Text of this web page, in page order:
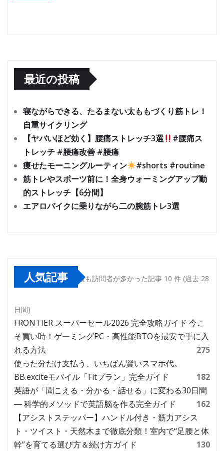
最近の投稿
寝ながらできる、たるまない太ももづくり筋トレ！
自重サイクリング
【ヤバいほど効く】腰痛ストレッチ3選
#腰痛ス
トレッチ #腰痛改善 #腰痛
痩せたモーニングルーティン
#shorts #routine
筋トレやスポーツ前に！全身ウォーミングアップ動
的ストレッチ【6分間】
エアロバイクに乗りながら二の腕筋トレ3選
人気記事 最も訪問者が多かった記事 10 件 (過去 28
日間)
FRONTIER スーパーセール2026 完全攻略ガイド 今こ
そ買い時！ゲーミングPC・高性能BTOを最安で手に入
れる方法
275
使った分だけ支払う、いちばん賢いスマホ代。
BB.exciteモバイル「Fitプラン」完全ガイド
182
英語が「聞こえる・分かる・話せる」に変わる30日間
― 科学的メソッドで英語脳を作る完全ガイド
162
【アシストステッパー】ハンドル付き・筋力アシス
ト・ツイスト・天然木まで徹底分類！室内で“足腰と体
幹”を育てる選び方＆続け方ガイド
130